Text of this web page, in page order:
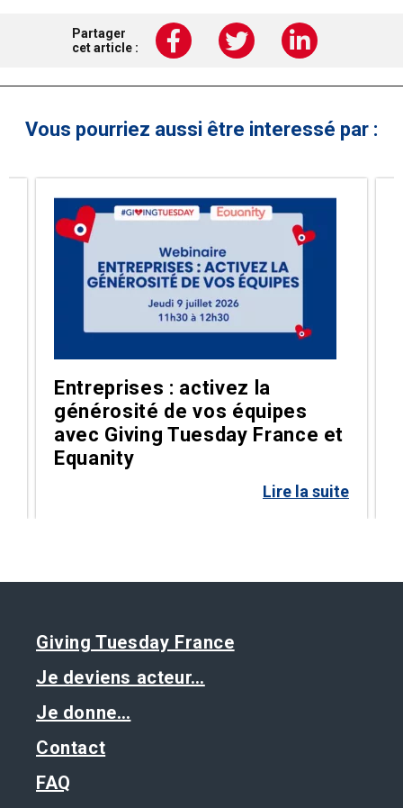
Partager
cet article :
Vous pourriez aussi être interessé par :
Entreprises : activez la
générosité de vos équipes
avec Giving Tuesday France et
Equanity
Lire la suite
Giving Tuesday France
Je deviens acteur…
Je donne…
Contact
FAQ